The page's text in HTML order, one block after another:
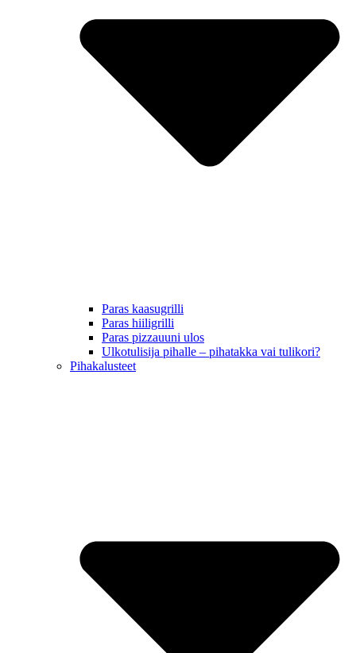
Paras kaasugrilli
Paras hiiligrilli
Paras pizzauuni ulos
Ulkotulisija pihalle – pihatakka vai tulikori?
Pihakalusteet